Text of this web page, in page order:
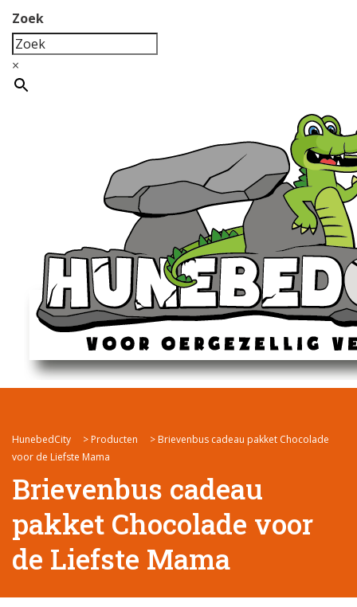
Zoek
×
HunebedCity > Producten > Brievenbus cadeau pakket Chocolade
voor de Liefste Mama
Brievenbus cadeau
pakket Chocolade voor
de Liefste Mama